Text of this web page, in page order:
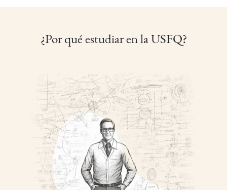
¿Por qué estudiar en la USFQ?